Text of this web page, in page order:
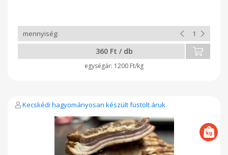
360 Ft / db
1200 Ft/kg
Kecskédi hagyományosan készült füstölt áruk